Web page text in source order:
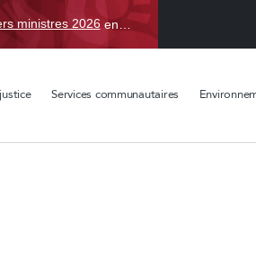
ministres 2026en TBD, du 15 avr. au 1 sept.
Services communautaires